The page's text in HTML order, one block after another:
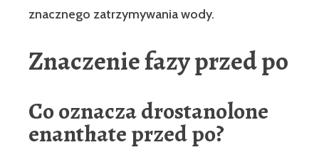
znacznego zatrzymywania wody.
Znaczenie fazy przed po
Co oznaczadrostanolone
enanthate przed po?